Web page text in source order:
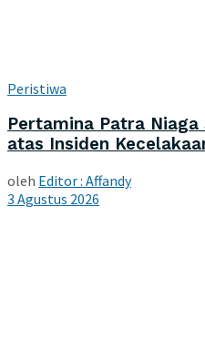
Peristiwa
Pertamina Patra
atas Insiden
oleh Editor : Affandy
3 Agustus 2026